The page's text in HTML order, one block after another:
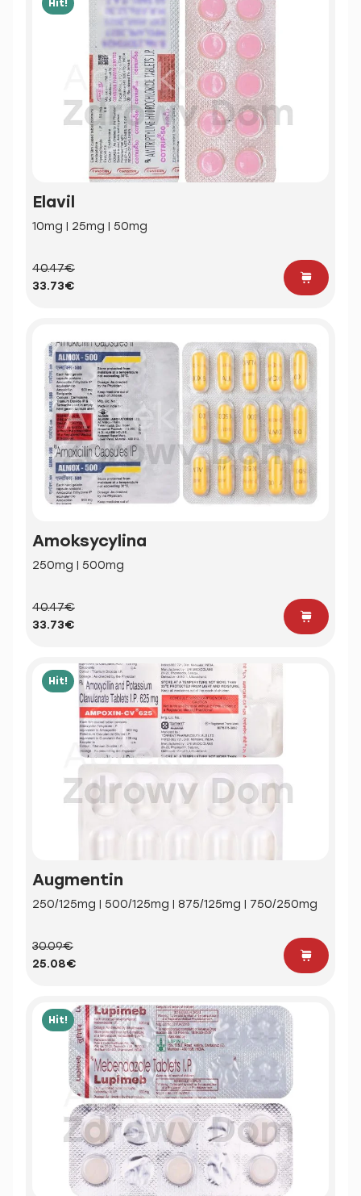
Hit!
Elavil
10mg | 25mg | 50mg
40.47€
33.73€
Amoksycylina
250mg | 500mg
40.47€
33.73€
Hit!
Augmentin
250/125mg | 500/125mg | 875/125mg | 750/250mg
30.09€
25.08€
Hit!